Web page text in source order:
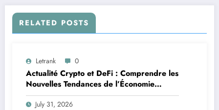
RELATED POSTS
Letrank 0
Actualité Crypto et DeFi : Comprendre les
Nouvelles Tendances de l’Économie
Numérique
July 31, 2026